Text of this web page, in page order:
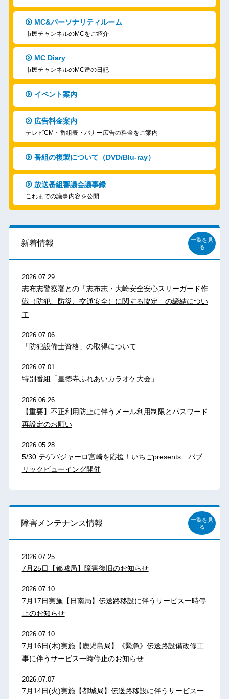
MC&パーソナリティルーム
市民チャンネルのMCをご紹介
MC Diary
市民チャンネルのMC達の日記
イベント案内
広告料金案内
テレビCM・番組表・バナー広告の料金をご案内
番組の複製について（DVD/Blu-ray）
放送番組審議会議事録
これまでの議事内容を公開
新着情報
一覧を見
る
2026.07.29
志布志警察署との「志布志・大崎安全安心スリーガード作
戦（防犯、防災、交通安全）に関する協定」の締結につい
て
2026.07.06
「防犯設備士資格」の取得について
2026.07.01
特別番組「皇徳寺ふれあいカラオケ大会」
2026.06.26
【重要】不正利用防止に伴うメール利用制限とパスワード
再設定のお願い
2026.05.28
5/30 テゲバジャーロ宮崎を応援！いちごpresents パブ
リックビューイング開催
障害メンテナンス情報
一覧を見
る
2026.07.25
7月25日【都城局】障害復旧のお知らせ
2026.07.10
7月17日実施【日南局】伝送路移設に伴うサービス一時停
止のお知らせ
2026.07.10
7月16日(木)実施【鹿児島局】《緊急》伝送路設備改修工
事に伴うサービス一時停止のお知らせ
2026.07.07
7月14日(火)実施【都城局】伝送路移設に伴うサービス一